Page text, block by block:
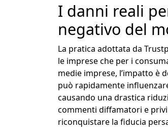
I danni reali
negativo del
La pratica adottata da
le imprese che per i
medie imprese, l’impatto è
può rapidamente
causando una drastica
commenti diffamatori e
riconquistare la fiducia